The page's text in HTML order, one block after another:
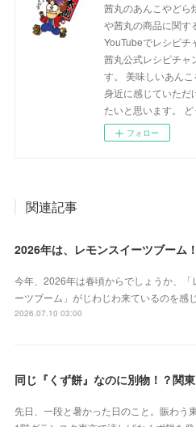
茜丸のあんこやどら
や茜丸の商品に関す
YouTubeでレシピチ
茜丸公式レシピチャ
す。 美味しいあん
身近に感じていただ
たいと思います。 ど
フォロー
関連記事
2026年は、レモンスイーツブーム！
今年、2026年は春頃からでしょうか、「
ーツブーム」がじわじわ来ているのを感
2026.07.10 03:00
先日、一段と暑かった日のこと。賑わう